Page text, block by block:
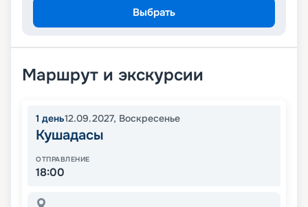
Выбрать
Маршрут и экскурсии
1 день12.09.2027, Воскресенье
Кушадасы
ОТПРАВЛЕНИЕ
18:00